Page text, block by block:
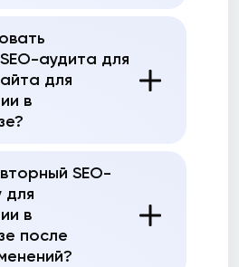
аудита для
для
в
SEO-
для
в
после